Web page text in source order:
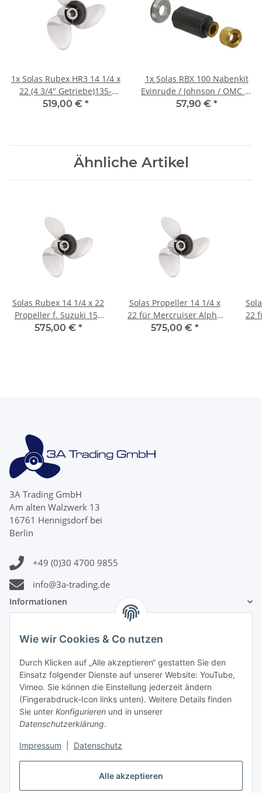
Alle akzeptieren
Wie wir Cookies & Co nutzen
Durch Klicken auf „Alle akzeptieren“ gestatten Sie den
Einsatz folgender Dienste auf unserer Website: YouTube,
Vimeo. Sie können die Einstellung jederzeit ändern
(Fingerabdruck-Icon links unten). Weitere Details finden
Sie unter Konfigurieren und in unserer
Datenschutzerklärung.
Impressum Datenschutz
1x Solas Rubex HR3 14 1/4 x
22 (4 3/4" Getriebe)135-
300PS Rechtsdrehend
519,00 € *
1x Solas RBX 100 Nabenkit
Evinrude / Johnson / OMC BJ
91-94 für 90-300 PS
57,90 € *
Ähnliche Artikel
Solas Rubex 14 1/4 x 22
Propeller f. Suzuki 150
175 200 225 250 300 PS
575,00 € *
Solas Propeller 14 1/4 x
22 für Mercruiser Alpha
One Bravo 1 Edelstahl
575,00 € *
22
3A Trading GmbH
Am alten Walzwerk 13
16761 Hennigsdorf bei
Berlin
+49 (0)30 4700 9855
info@3a-trading.de
Informationen
Gesetzliche Informationen
Zahlungsinformationen
Versandinformationen